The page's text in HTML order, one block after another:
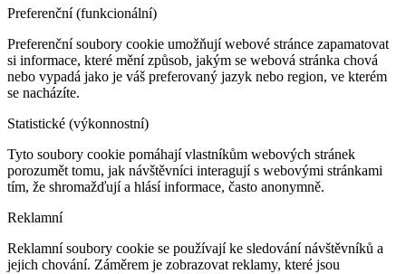
Preferenční (funkcionální)
Preferenční soubory cookie umožňují webové stránce zapamatovat
si informace, které mění způsob, jakým se webová stránka chová
nebo vypadá jako je váš preferovaný jazyk nebo region, ve kterém
se nacházíte.
Statistické (výkonnostní)
Tyto soubory cookie pomáhají vlastníkům webových stránek
porozumět tomu, jak návštěvníci interagují s webovými stránkami
tím, že shromažďují a hlásí informace, často anonymně.
Reklamní
Reklamní soubory cookie se používají ke sledování návštěvníků a
jejich chování. Záměrem je zobrazovat reklamy, které jsou